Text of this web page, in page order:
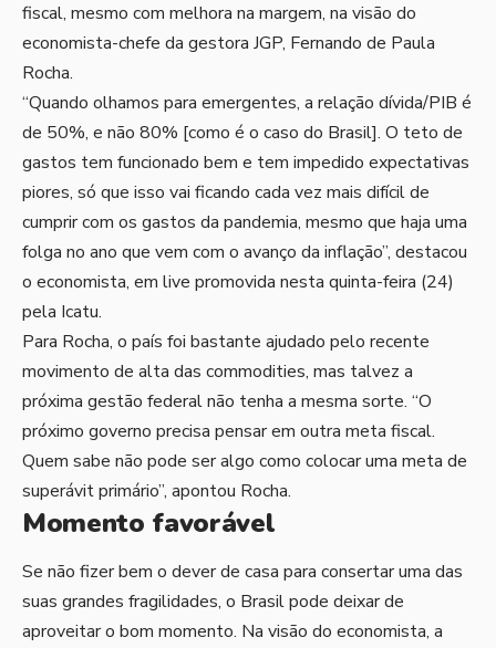
fiscal, mesmo com melhora na margem, na visão do
economista-chefe da gestora JGP, Fernando de Paula
Rocha.
“Quando olhamos para emergentes, a relação dívida/PIB é
de 50%, e não 80% [como é o caso do Brasil]. O teto de
gastos tem funcionado bem e tem impedido expectativas
piores, só que isso vai ficando cada vez mais difícil de
cumprir com os gastos da pandemia, mesmo que haja uma
folga no ano que vem com o avanço da inflação”, destacou
o economista, em live promovida nesta quinta-feira (24)
pela Icatu.
Para Rocha, o país foi bastante ajudado pelo recente
movimento de alta das commodities, mas talvez a
próxima gestão federal não tenha a mesma sorte. “O
próximo governo precisa pensar em outra meta fiscal.
Quem sabe não pode ser algo como colocar uma meta de
superávit primário”, apontou Rocha.
Momento favorável
Se não fizer bem o dever de casa para consertar uma das
suas grandes fragilidades, o Brasil pode deixar de
aproveitar o bom momento. Na visão do economista, a